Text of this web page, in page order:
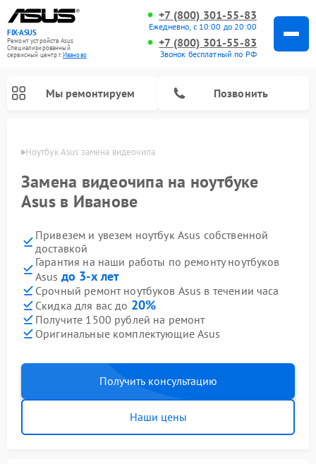
FIX-ASUS
Ремонт устройств Asus
Специализированный
cервисный центр г.Иваново
+7 (800) 301-55-83
Ежедневно, с 10:00 до 20:00
+7 (800) 301-55-83
Звонок бесплатный по РФ
Мы ремонтируем Позвонить
Ноутбук Asus замена видеочипа
Замена видеочипа на ноутбуке
Asus в Иванове
Привезем и увезем ноутбук Asus собственной
доставкой
Гарантия на наши работы по ремонту ноутбуков
Asus до 3-х лет
Срочный ремонт ноутбуков Asus в течении часа
Скидка для вас до 20%
Получите 1500 рублей на ремонт
Оригинальные комплектующие Asus
Получить консультацию
Наши цены